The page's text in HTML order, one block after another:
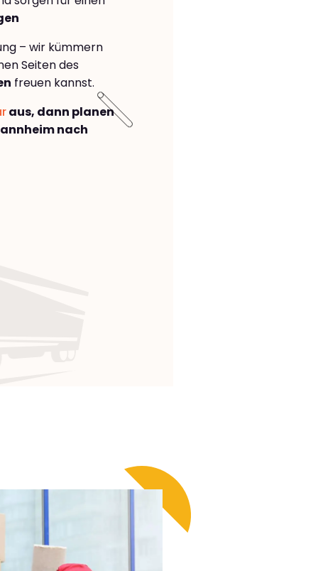
– wir kümmern
Seiten des
freuen kannst.
aus, dann planen
nach